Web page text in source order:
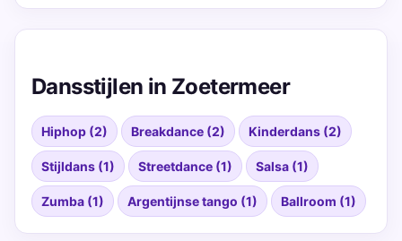
Dansstijlen in Zoetermeer
Hiphop (2) Breakdance (2) Kinderdans (2)
Stijldans (1) Streetdance (1) Salsa (1)
Zumba (1) Argentijnse tango (1) Ballroom (1)